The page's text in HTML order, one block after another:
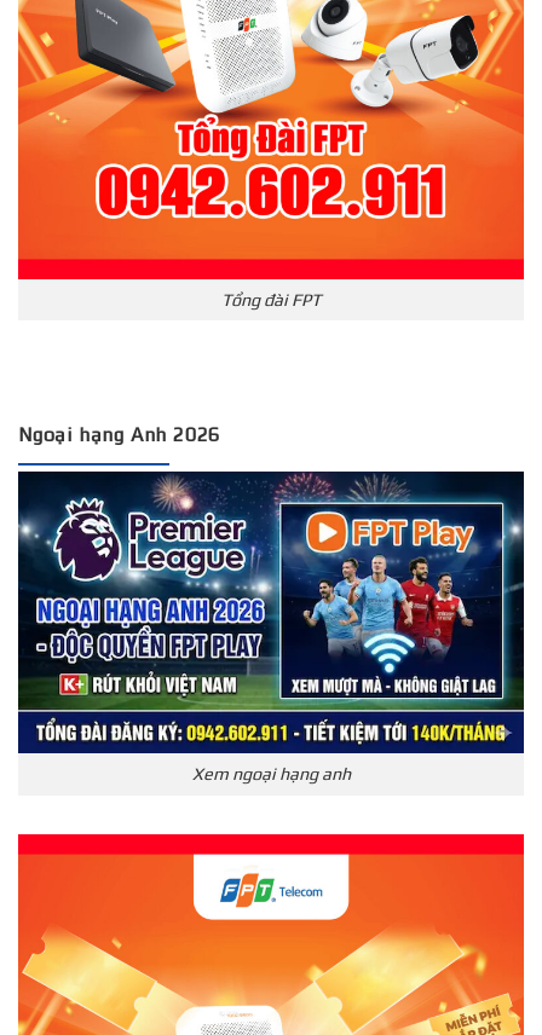
Tổng đài FPT
Ngoại hạng Anh 2026
Xem ngoại hạng anh